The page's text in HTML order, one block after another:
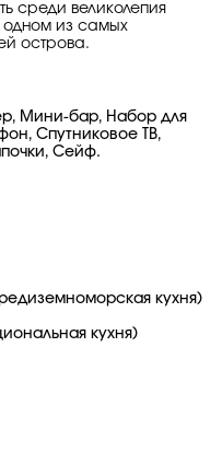
среди великолепия
из самых
острова.
Мини-бар, Набор для
Спутниковое ТВ,
Сейф.
кухня)
кухня)